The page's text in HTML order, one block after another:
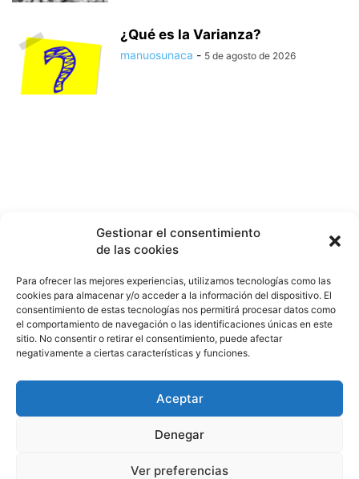
¿Qué es la Varianza?
manuosunaca - 5 de agosto de 2026
Politica de privacidad Aviso de cookies
© copyright2024
Gestionar el consentimiento
de las cookies
Para ofrecer las mejores experiencias, utilizamos tecnologías como las
cookies para almacenar y/o acceder a la información del dispositivo. El
consentimiento de estas tecnologías nos permitirá procesar datos como
el comportamiento de navegación o las identificaciones únicas en este
sitio. No consentir o retirar el consentimiento, puede afectar
negativamente a ciertas características y funciones.
Aceptar
Denegar
Ver preferencias